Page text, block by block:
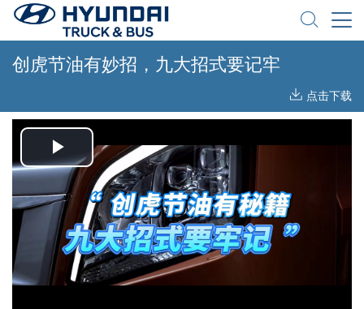
创虎节油有妙招，九大招式要记牢
点击下载
Play
Video